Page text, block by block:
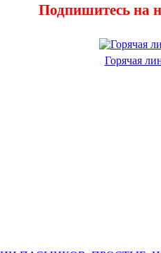
Подпишитесь на
Горячая